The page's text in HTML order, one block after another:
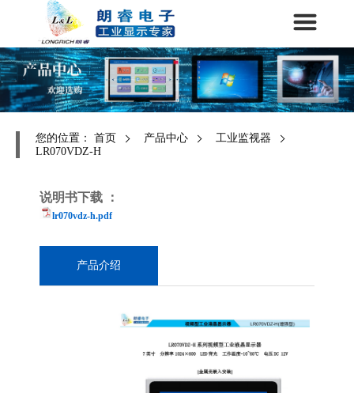
您的位置： 首页 产品中心
工业监视器
LR070VDZ-H
说明书下载 ：
lr070vdz-h.pdf
产品介绍